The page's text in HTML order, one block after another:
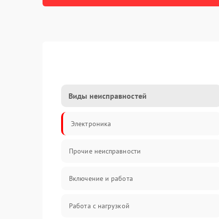
Виды неисправностей
Электроника
Прочие неисправности
Включение и работа
Работа с нагрузкой